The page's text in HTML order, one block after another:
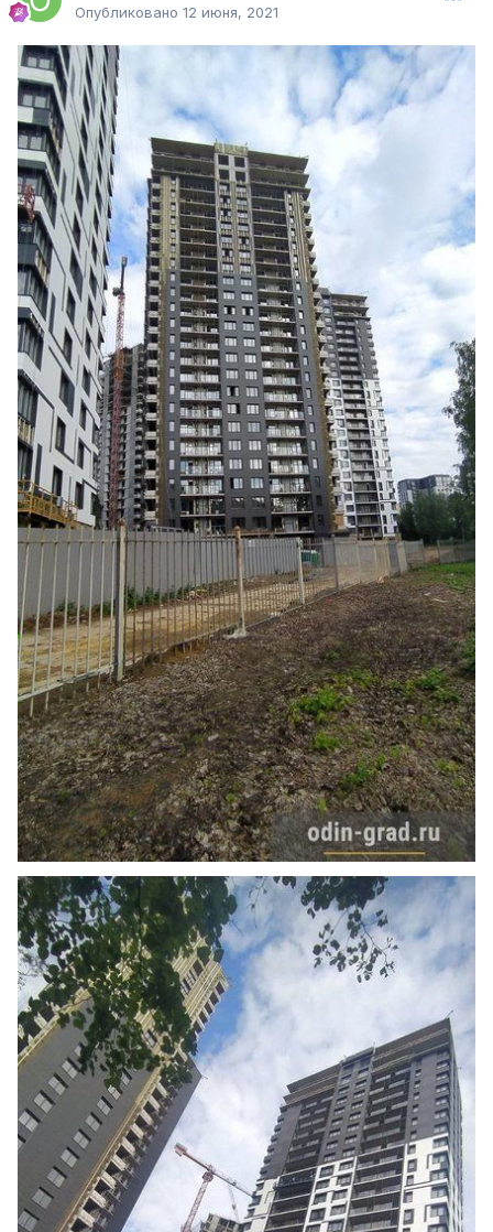
Опубликовано 12 июня, 2021